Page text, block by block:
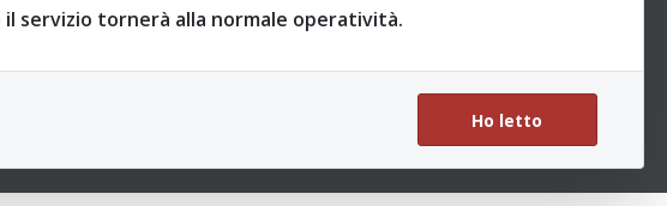
il servizio tornerà alla normale operatività.
Ho letto